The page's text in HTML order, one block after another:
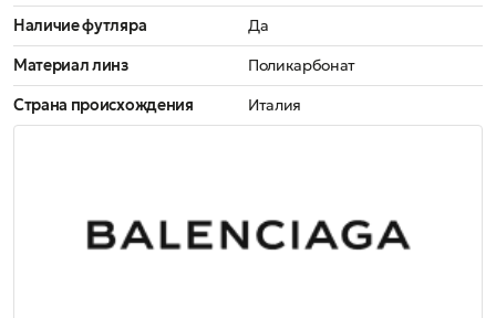
Наличие футляра
Да
Материал линз
Поликарбонат
Страна происхождения
Италия